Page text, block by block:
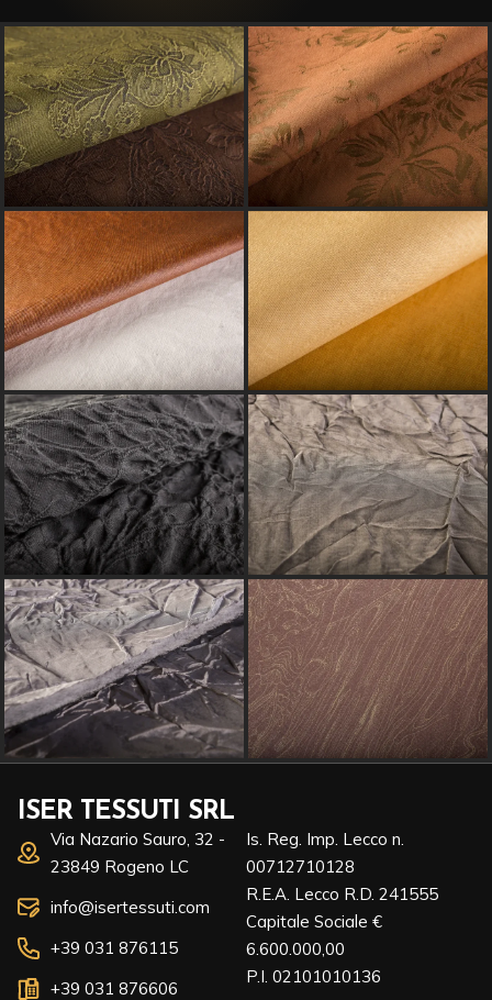
ISER TESSUTI SRL
Via Nazario Sauro, 32 -
23849 Rogeno LC
info@isertessuti.com
+39 031 876115
+39 031 876606
Is. Reg. Imp. Lecco n.
00712710128
R.E.A. Lecco R.D. 241555
Capitale Sociale €
6.600.000,00
P.I. 02101010136